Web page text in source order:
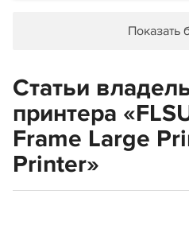
Показать
Статьи
принтера
Frame Large
Printer»